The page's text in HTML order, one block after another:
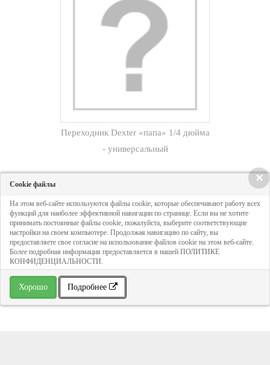
Переходник Dexter «папа» 1/4 дюйма
- универсальный
×
Cookie файлы
На этом веб-сайте используются файлы cookie, которые обеспечивают работу всех
функций для наиболее эффективной навигации по странице. Если вы не хотите
принимать постоянные файлы cookie, пожалуйста, выберите соответствующие
настройки на своем компьютере. Продолжая навигацию по сайту, вы
предоставляете свое согласие на использование файлов cookie на этом веб-сайте.
Более подробная информация предоставляется в нашей ПОЛИТИКЕ
КОНФИДЕНЦИАЛЬНОСТИ.
Хорошо Подробнее